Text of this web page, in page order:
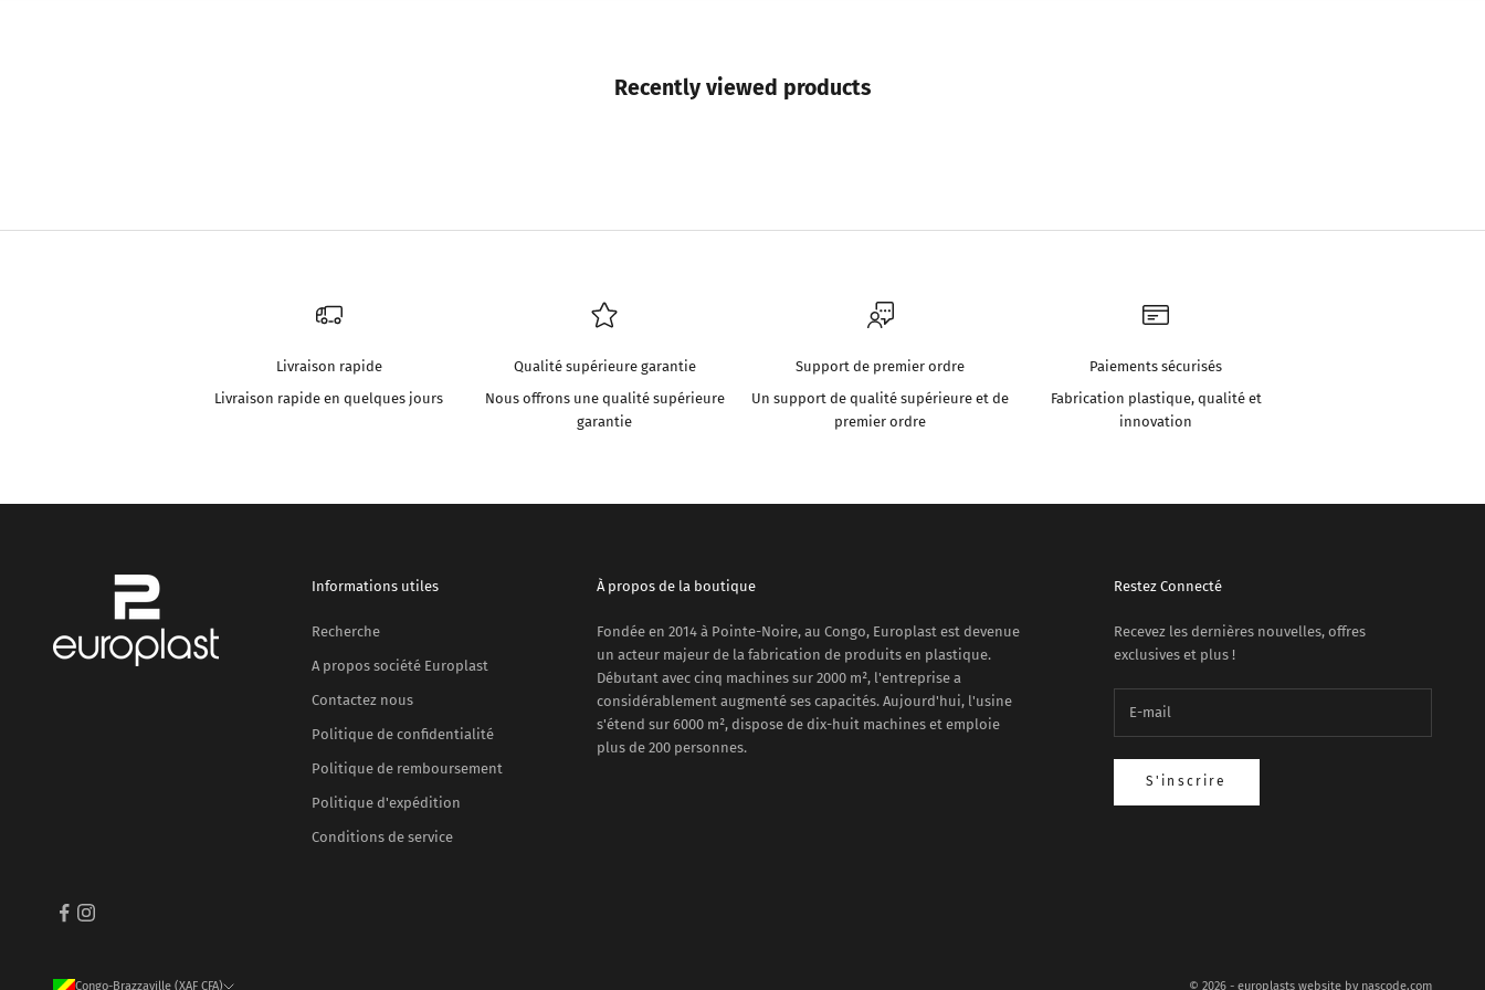
Recently viewed products
Livraison rapide
Livraison rapide en quelques jours
Qualité supérieure garantie
Nous offrons une qualité supérieure
garantie
Support de premier ordre
Un support de qualité supérieure et de
premier ordre
Paiements sécurisés
Fabrication plastique, qualité et
innovation
Informations utiles
Recherche
A propos société Europlast
Contactez nous
Politique de confidentialité
Politique de remboursement
Politique d'expédition
Conditions de service
À propos de la boutique
Fondée en 2014 à Pointe-Noire, au Congo, Europlast est devenue
un acteur majeur de la fabrication de produits en plastique.
Débutant avec cinq machines sur 2000 m², l'entreprise a
considérablement augmenté ses capacités. Aujourd'hui, l'usine
s'étend sur 6000 m², dispose de dix-huit machines et emploie
plus de 200 personnes.
Restez Connecté
Recevez les dernières nouvelles, offres
exclusives et plus !
S'inscrire
Congo-Brazzaville (XAF CFA) © 2026 - europlasts website by nascode.com